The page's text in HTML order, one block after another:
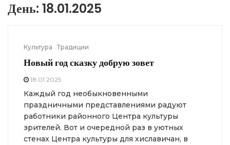
День: 18.01.2025
Культура Традиции
Новый год сказку добрую зовет
18.01.2025
Каждый год необыкновенными
праздничными представлениями радуют
работники районного Центра культуры
зрителей. Вот и очередной раз в уютных
стенах Центра культуры для хиславичан, в